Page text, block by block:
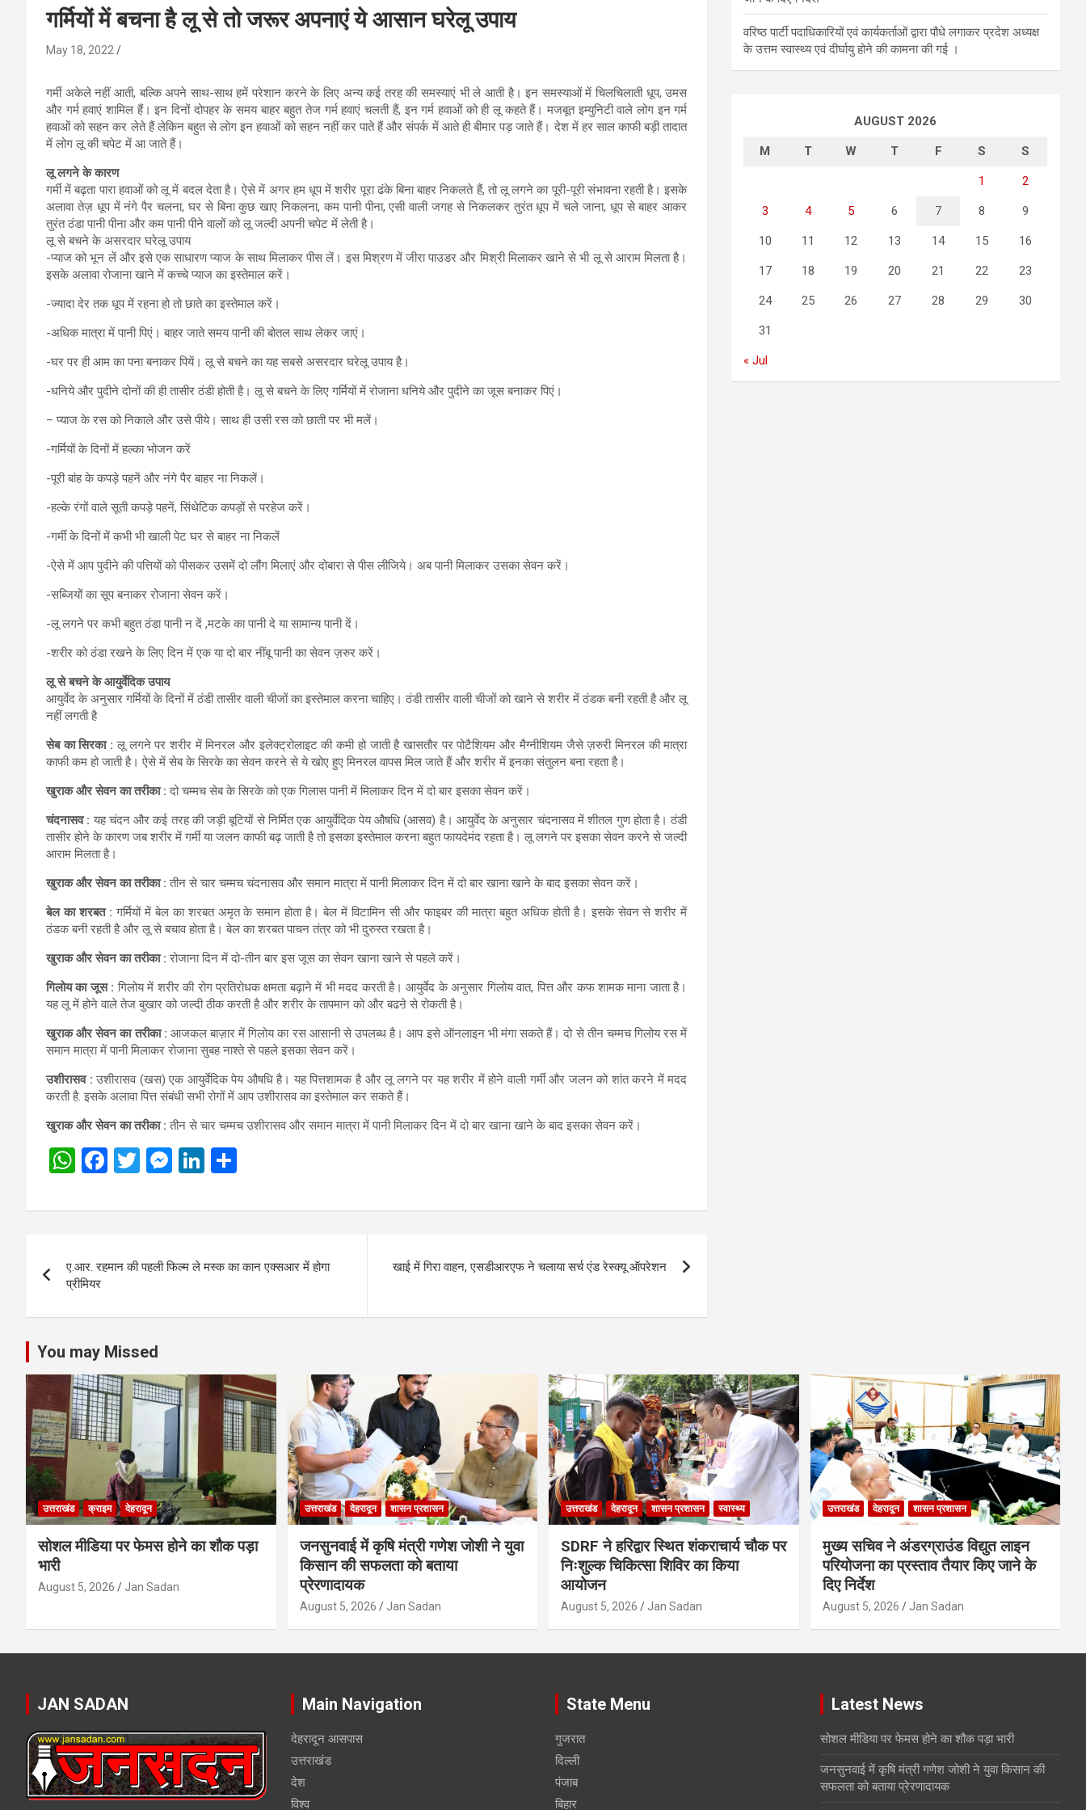
गर्मियों में बचना है लू से तो जरूर अपनाएं ये आसान घरेलू उपाय
May 18, 2022
गर्मी अकेले नहीं आती, बल्कि अपने साथ-साथ हमें परेशान करने के लिए अन्य कई तरह की समस्याएं भी ले आती है। इन समस्याओं में चिलचिलाती धूप, उमस
और गर्म हवाएं शामिल हैं। इन दिनों दोपहर के समय बाहर बहुत तेज गर्म हवाएं चलती हैं, इन गर्म हवाओं को ही लू कहते हैं। मजबूत इम्युनिटी वाले लोग इन गर्म
हवाओं को सहन कर लेते हैं लेकिन बहुत से लोग इन हवाओं को सहन नहीं कर पाते हैं और संपर्क में आते ही बीमार पड़ जाते हैं। देश में हर साल काफी बड़ी तादात
में लोग लू की चपेट में आ जाते हैं।
लू लगने के कारण
गर्मी में बढ़ता पारा हवाओं को लू में बदल देता है। ऐसे में अगर हम धूप में शरीर पूरा ढंके बिना बाहर निकलते हैं, तो लू लगने का पूरी-पूरी संभावना रहती है। इसके
अलावा तेज़ धूप में नंगे पैर चलना, घर से बिना कुछ खाए निकलना, कम पानी पीना, एसी वाली जगह से निकलकर तुरंत धूप में चले जाना, धूप से बाहर आकर
तुरंत ठंडा पानी पीना और कम पानी पीने वालों को लू जल्दी अपनी चपेट में लेती है।
लू से बचने के असरदार घरेलू उपाय
-प्याज को भून लें और इसे एक साधारण प्याज के साथ मिलाकर पीस लें। इस मिश्रण में जीरा पाउडर और मिश्री मिलाकर खाने से भी लू से आराम मिलता है।
इसके अलावा रोजाना खाने में कच्चे प्याज का इस्तेमाल करें।
-ज्यादा देर तक धूप में रहना हो तो छाते का इस्तेमाल करें।
-अधिक मात्रा में पानी पिएं। बाहर जाते समय पानी की बोतल साथ लेकर जाएं।
-घर पर ही आम का पना बनाकर पियें। लू से बचने का यह सबसे असरदार घरेलू उपाय है।
-धनिये और पुदीने दोनों की ही तासीर ठंडी होती है। लू से बचने के लिए गर्मियों में रोजाना धनिये और पुदीने का जूस बनाकर पिएं।
– प्याज के रस को निकाले और उसे पीये। साथ ही उसी रस को छाती पर भी मलें।
-गर्मियों के दिनों में हल्का भोजन करें
-पूरी बांह के कपड़े पहनें और नंगे पैर बाहर ना निकलें।
-हल्के रंगों वाले सूती कपड़े पहनें, सिंथेटिक कपड़ों से परहेज करें।
-गर्मी के दिनों में कभी भी खाली पेट घर से बाहर ना निकलें
-ऐसे में आप पुदीने की पत्तियों को पीसकर उसमें दो लौंग मिलाएं और दोबारा से पीस लीजिये। अब पानी मिलाकर उसका सेवन करें।
-सब्जियों का सूप बनाकर रोजाना सेवन करें।
-लू लगने पर कभी बहुत ठंडा पानी न दें ,मटके का पानी दे या सामान्य पानी दें।
-शरीर को ठंडा रखने के लिए दिन में एक या दो बार नींबू पानी का सेवन ज़रुर करें।
लू से बचने के आयुर्वेदिक उपाय
आयुर्वेद के अनुसार गर्मियों के दिनों में ठंडी तासीर वाली चीजों का इस्तेमाल करना चाहिए। ठंडी तासीर वाली चीजों को खाने से शरीर में ठंडक बनी रहती है और लू
नहीं लगती है
सेब का सिरका : लू लगने पर शरीर में मिनरल और इलेक्ट्रोलाइट की कमी हो जाती है खासतौर पर पोटैशियम और मैग्नीशियम जैसे ज़रुरी मिनरल की मात्रा
काफी कम हो जाती है। ऐसे में सेब के सिरके का सेवन करने से ये खोए हुए मिनरल वापस मिल जाते हैं और शरीर में इनका संतुलन बना रहता है।
खुराक और सेवन का तरीका : दो चम्मच सेब के सिरके को एक गिलास पानी में मिलाकर दिन में दो बार इसका सेवन करें।
चंदनासव : यह चंदन और कई तरह की जड़ी बूटियों से निर्मित एक आयुर्वेदिक पेय औषधि (आसव) है। आयुर्वेद के अनुसार चंदनासव में शीतल गुण होता है। ठंडी
तासीर होने के कारण जब शरीर में गर्मी या जलन काफी बढ़ जाती है तो इसका इस्तेमाल करना बहुत फायदेमंद रहता है। लू लगने पर इसका सेवन करने से जल्दी
आराम मिलता है।
खुराक और सेवन का तरीका : तीन से चार चम्मच चंदनासव और समान मात्रा में पानी मिलाकर दिन में दो बार खाना खाने के बाद इसका सेवन करें।
बेल का शरबत : गर्मियों में बेल का शरबत अमृत के समान होता है। बेल में विटामिन सी और फाइबर की मात्रा बहुत अधिक होती है। इसके सेवन से शरीर में
ठंडक बनी रहती है और लू से बचाव होता है। बेल का शरबत पाचन तंत्र को भी दुरुस्त रखता है।
खुराक और सेवन का तरीका : रोजाना दिन में दो-तीन बार इस जूस का सेवन खाना खाने से पहले करें।
गिलोय का जूस : गिलोय में शरीर की रोग प्रतिरोधक क्षमता बढ़ाने में भी मदद करती है। आयुर्वेद के अनुसार गिलोय वात, पित्त और कफ शामक माना जाता है।
यह लू में होने वाले तेज बुखार को जल्दी ठीक करती है और शरीर के तापमान को और बढऩे से रोकती है।
खुराक और सेवन का तरीका : आजकल बाज़ार में गिलोय का रस आसानी से उपलब्ध है। आप इसे ऑनलाइन भी मंगा सकते हैं। दो से तीन चम्मच गिलोय रस में
समान मात्रा में पानी मिलाकर रोजाना सुबह नाश्ते से पहले इसका सेवन करें।
उशीरासव : उशीरासव (खस) एक आयुर्वेदिक पेय औषधि है। यह पित्तशामक है और लू लगने पर यह शरीर में होने वाली गर्मी और जलन को शांत करने में मदद
करती है. इसके अलावा पित्त संबंधी सभी रोगों में आप उशीरासव का इस्तेमाल कर सकते हैं।
खुराक और सेवन का तरीका : तीन से चार चम्मच उशीरासव और समान मात्रा में पानी मिलाकर दिन में दो बार खाना खाने के बाद इसका सेवन करें।
W
at
A
p
p
F
ce
o
k
T
tt
M
se
g
Li
ke
n
ar
navigation
ए.आर. रहमान की पहली फिल्म ले मस्क का कान एक्सआर में होगा
प्रीमियर
खाई में गिरा वाहन, एसडीआरएफ ने चलाया सर्च एंड रेस्क्यू ऑपरेशन
वरिष्ठ पार्टी पदाधिकारियों एवं कार्यकर्ताओं द्वारा पौधे लगाकर प्रदेश अध्यक्ष
के उत्तम स्वास्थ्य एवं दीर्घायु होने की कामना की गई ।
AUGUST 2026
M T W T F S S
1 2
3 4 5 6 7 8 9
10 11 12 13 14 15 16
17 18 19 20 21 22 23
24 25 26 27 28 29 30
31
« Jul
You may Missed
उत्तराखंड क्राइम देहरादून
सोशल मीडिया पर फेमस होने का शौक पड़ा
भारी
August 5, 2026 Jan Sadan
उत्तराखंड देहरादून शासन प्रशासन
जनसुनवाई में कृषि मंत्री गणेश जोशी ने युवा
किसान की सफलता को बताया
प्रेरणादायक
August 5, 2026 Jan Sadan
उत्तराखंड देहरादून शासन प्रशासन स्वास्थ्य
SDRF ने हरिद्वार स्थित शंकराचार्य चौक पर
निःशुल्क चिकित्सा शिविर का किया
आयोजन
August 5, 2026 Jan Sadan
उत्तराखंड देहरादून शासन प्रशासन
मुख्य सचिव ने अंडरग्राउंड विद्युत लाइन
परियोजना का प्रस्ताव तैयार किए जाने के
दिए निर्देश
August 5, 2026 Jan Sadan
JAN SADAN Main Navigation
देहरादून आसपास
उत्तराखंड
देश
विश्व
State Menu
गुजरात
दिल्ली
पंजाब
बिहार
Latest News
सोशल मीडिया पर फेमस होने का शौक पड़ा भारी
जनसुनवाई में कृषि मंत्री गणेश जोशी ने युवा किसान की
सफलता को बताया प्रेरणादायक